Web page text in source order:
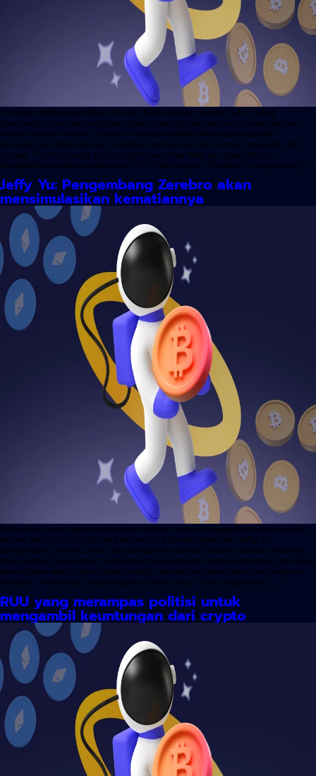
Coinbase memperkenalkan inovasi utama dengan protokol x402, yang
dirancang untuk memungkinkan agen AI berinteraksi secara finansial secara
mandiri melalui internet. Sistem ini dapat mendefinisikan ulang standar
perdagangan digital dengan membuat pertukaran lebih lancar, langsung, dan
cerdas. Protokol yang dirancang khusus untuk Web dan agen otonom
Pengaktifan kembali pembayaran HTTP terintegrasi: Protokol ini bergantung […]
Jeffy Yu: Pengembang Zerebro akan
mensimulasikan kematiannya
Komunitas crypto dalam kekacauan setelah urutan mengejutkan telah beredar
secara online: bunuh diri yang seharusnya ditayangkan oleh Jeffy Yu,
pengembang Zerebro. Apa yang tampaknya menjadi drama manusia sekarang
mirip dengan pementasan. Hilangnya pengembang misterius memberi jalan pada
serangkaian wahyu yang tidak terduga, mempertanyakan ketulusan peristiwa
tersebut. Hilangnya yang tampaknya dirancang Surat yang penuh […]
RUU yang merampas politisi untuk
mengambil keuntungan dari crypto